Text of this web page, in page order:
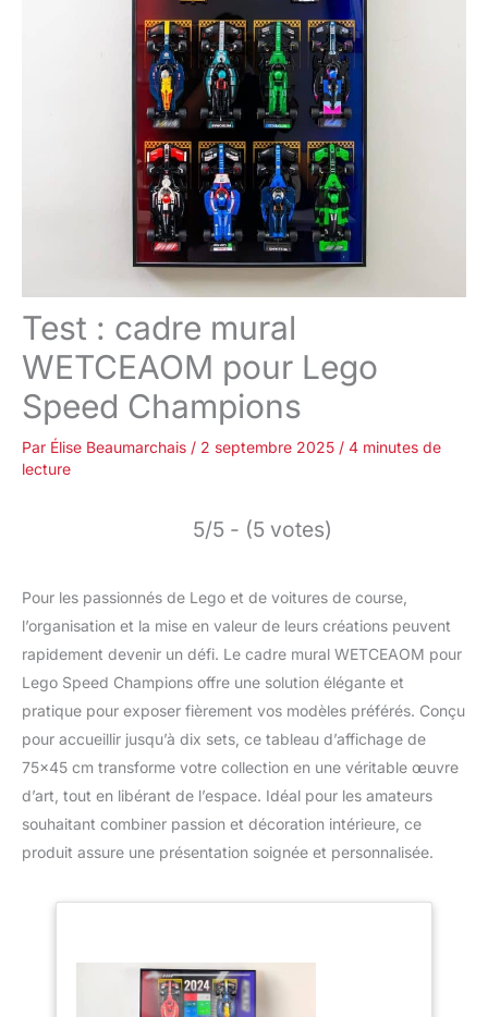
Test : cadre mural
WETCEAOM pour Lego
Speed Champions
Par Élise Beaumarchais / 2 septembre 2025 / 4 minutes de
lecture
5/5 - (5 votes)
Pour les passionnés de Lego et de voitures de course,
l’organisation et la mise en valeur de leurs créations peuvent
rapidement devenir un défi. Le cadre mural WETCEAOM pour
Lego Speed Champions offre une solution élégante et
pratique pour exposer fièrement vos modèles préférés. Conçu
pour accueillir jusqu’à dix sets, ce tableau d’affichage de
75×45 cm transforme votre collection en une véritable œuvre
d’art, tout en libérant de l’espace. Idéal pour les amateurs
souhaitant combiner passion et décoration intérieure, ce
produit assure une présentation soignée et personnalisée.